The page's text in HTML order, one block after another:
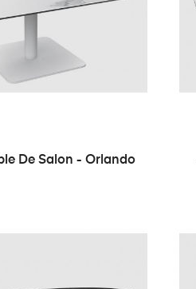
De Salon - Orlando